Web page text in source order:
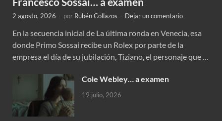
2 agosto, 2026 - por Rubén Collazos - Dejar un comentario
En la secuencia inicial de La última ronda en Venecia, esa
donde Primo Sossai recibe un Rolex por parte de la
empresa el día de su jubilación, Tiziano, el personaje que …
Cole Webley… a examen
19 julio, 2026